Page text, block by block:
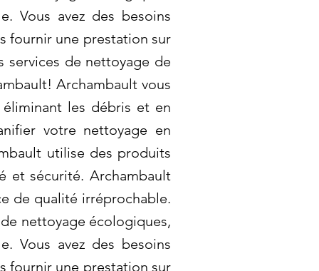
Vous avez des besoins
fournir une prestation sur
services de nettoyage de
Archambault vous
les débris et en
votre nettoyage en
utilise des produits
et sécurité. Archambault
de qualité irréprochable.
nettoyage écologiques,
Vous avez des besoins
fournir une prestation sur